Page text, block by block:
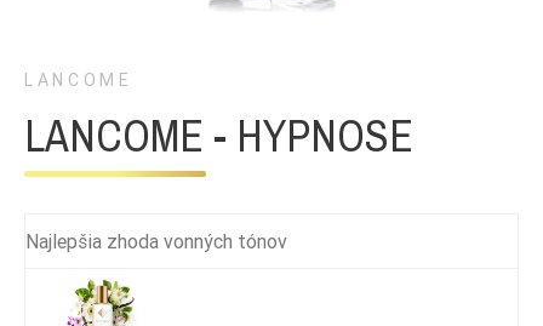
LANCOME
LANCOME - HYPNOSE
Najlepšia zhoda vonných tónov